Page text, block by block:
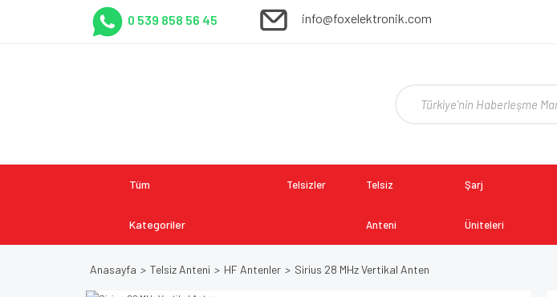
0 539 858 56 45 info@foxelektronik.com
Tüm
Kategoriler
Telsizler Telsiz
Anteni
Şarj
Üniteleri
Anasayfa Telsiz Anteni HF Antenler Sirius 28 MHz Vertikal Anten